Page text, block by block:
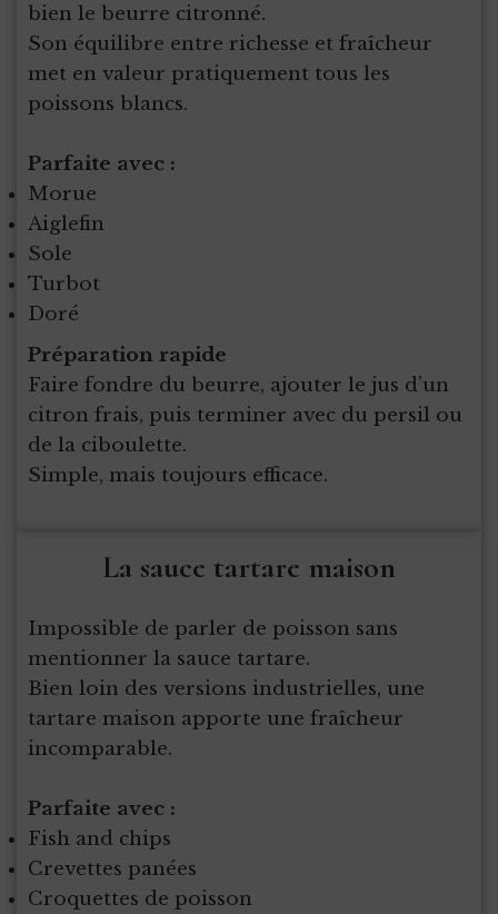
bien le beurre citronné.
Son équilibre entre richesse et fraîcheur
met en valeur pratiquement tous les
poissons blancs.
Parfaite avec :
Morue
Aiglefin
Sole
Turbot
Doré
Préparation rapide
Faire fondre du beurre, ajouter le jus d’un
citron frais, puis terminer avec du persil ou
de la ciboulette.
Simple, mais toujours efficace.
La sauce tartare maison
Impossible de parler de poisson sans
mentionner la sauce tartare.
Bien loin des versions industrielles, une
tartare maison apporte une fraîcheur
incomparable.
Parfaite avec :
Fish and chips
Crevettes panées
Croquettes de poisson